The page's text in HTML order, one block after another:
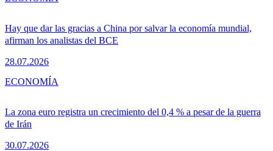
Hay que dar las gracias a China por salvar la economía mundial,
afirman los analistas del BCE
28.07.2026
La zona euro registra un crecimiento del 0,4 % a pesar de la guerra
de Irán
30.07.2026
ECONOMÍA